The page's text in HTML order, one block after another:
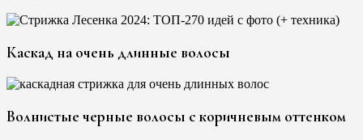
Каскад на очень длинные волосы
Волнистые черные волосы с коричневым оттенком